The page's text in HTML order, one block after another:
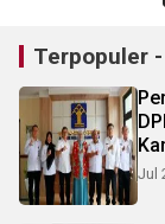
Terpopuler -
Jul